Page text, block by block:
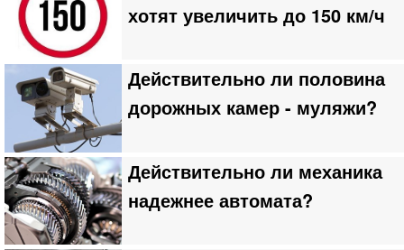
хотят увеличить до 150 км/ч
Действительно ли половина
дорожных камер - муляжи?
Действительно ли механика
надежнее автомата?